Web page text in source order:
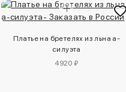
Платье на бретелях из льна а-
силуэта
4920 ₽